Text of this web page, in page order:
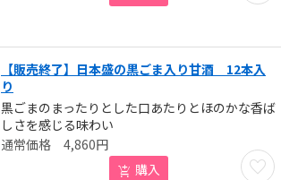
【販売終了】日本盛の黒ごま入り甘酒 12本入
り
黒ごまのまったりとした口あたりとほのかな香ば
しさを感じる味わい
お気
4,860円
購入